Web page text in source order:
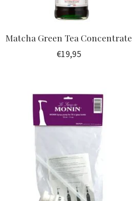
Matcha Green Tea Concentrate
€19,95